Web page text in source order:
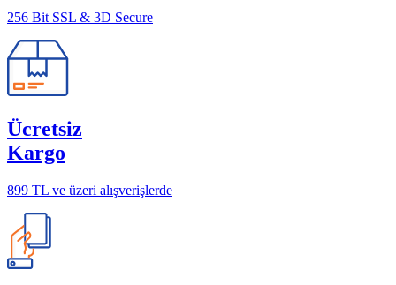
256 Bit SSL & 3D Secure
Ücretsiz
Kargo
899 TL ve üzeri alışverişlerde